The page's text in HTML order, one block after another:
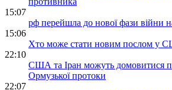
15:07
рф перейшла до нової фази війни
15:06
Хто може стати новим послом у
22:10
США та Іран можуть домовитися
Ормузької протоки
22:07